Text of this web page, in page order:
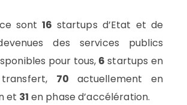
ce sont16 startups d’Etat et de
des services publics
pour tous, 6 startups en
70 actuellement en
et 31 en phase d’accélération.